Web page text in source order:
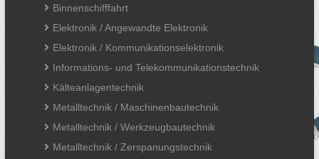
Binnenschifffahrt
Elektronik / Angewandte Elektronik
Elektronik / Kommunikationselektronik
Informations- und Telekommunikationstechnik
Kälteanlagentechnik
Metalltechnik / Maschinenbautechnik
Metalltechnik / Werkzeugbautechnik
Metalltechnik / Zerspanungstechnik